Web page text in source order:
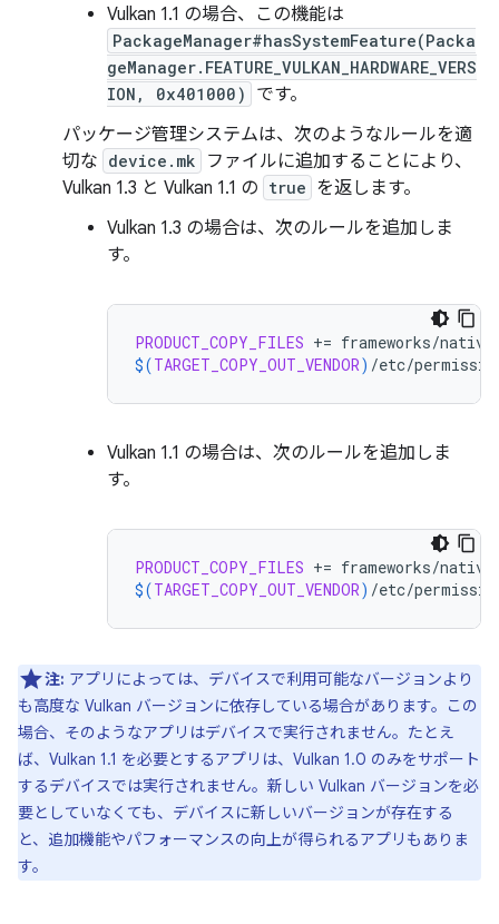
Vulkan 1.1 の場合、この機能は
PackageManager#hasSystemFeature(Packa
geManager.FEATURE_VULKAN_HARDWARE_VERS
ION, 0x401000)
です。
パッケージ管理システムは、次のようなルールを適
切な device.mk
ファイルに追加することにより、
Vulkan 1.3 と Vulkan 1.1 の true を返します。
Vulkan 1.3 の場合は、次のルールを追加しま
す。
PRODUCT_COPY_FILES +=
$(TARGET_COPY_OUT_VENDOR) /etc/
Vulkan 1.1 の場合は、次のルールを追加しま
す。
PRODUCT_COPY_FILES +=
$(TARGET_COPY_OUT_VENDOR) /etc/
注: アプリによっては、デバイスで利用可能なバージョンより
も高度な Vulkan バージョンに依存している場合があります。この
場合、そのようなアプリはデバイスで実行されません。たとえ
ば、Vulkan 1.1 を必要とするアプリは、Vulkan 1.0 のみをサポート
するデバイスでは実行されません。新しい Vulkan バージョンを必
要としていなくても、デバイスに新しいバージョンが存在する
と、追加機能やパフォーマンスの向上が得られるアプリもありま
す。